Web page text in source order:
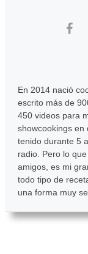
En 2014 nació
escrito más de
450 videos para
showcookings en
tenido durante 5
radio. Pero lo
amigos, es mi
todo tipo de
una forma muy